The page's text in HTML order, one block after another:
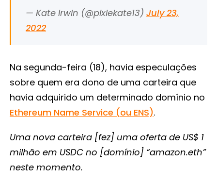
— Kate Irwin (@pixiekate13) July 23,
2022
Na segunda-feira (18), havia especulações
sobre quem era dono de uma carteira que
havia adquirido um determinado domínio no
Ethereum Name Service (ou ENS).
Uma nova carteira [fez] uma oferta de US$ 1
milhão em USDC no [domínio] “amazon.eth”
neste momento.